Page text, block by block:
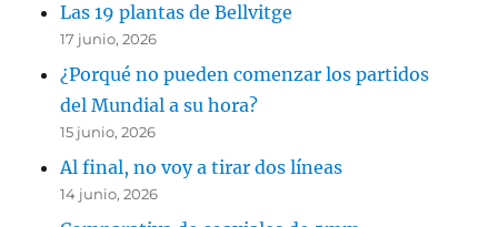
Las 19 plantas de Bellvitge
17 junio, 2026
¿Porqué no pueden comenzar los partidos
del Mundial a su hora?
15 junio, 2026
Al final, no voy a tirar dos líneas
14 junio, 2026